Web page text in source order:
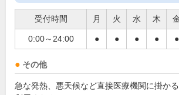
受付時間 月 火 水 木
0:00～24:00 ● ● ● ● ●
その他
急な発熱、悪天候など直接医療機関に掛か